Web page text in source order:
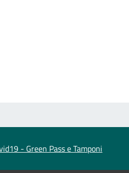
- Green Pass e Tamponi